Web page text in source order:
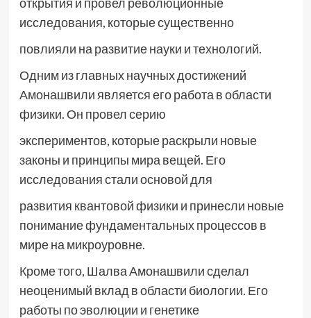
исследования, которые существенно
повлияли на развитие науки и технологий.
Одним из главных научных достижений
Амонашвили является его работа в области
физики. Он провел серию
экспериментов, которые раскрыли новые
законы и принципы мира вещей. Его
исследования стали основой для
развития квантовой физики и принесли новые
понимание фундаментальных процессов в
мире на микроуровне.
Кроме того, Шалва Амонашвили сделал
неоценимый вклад в области биологии. Его
работы по эволюции и генетике